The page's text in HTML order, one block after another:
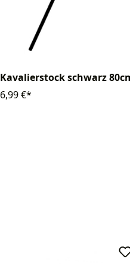
Kavalierstock schwarz
6,99 €*